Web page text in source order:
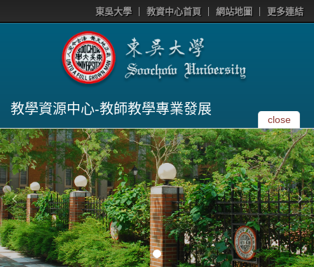
東吳大學 教資中心首頁 網站地圖 更多連結
教學資源中心-教師教學專業發展
close